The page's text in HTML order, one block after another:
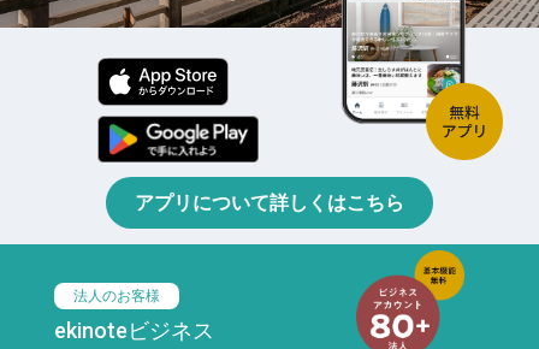
アプリについて詳しくはこちら
法人のお客様
ekinoteビジネス